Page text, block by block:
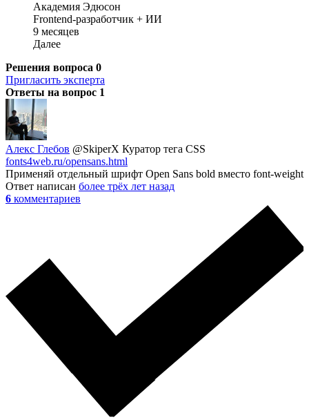
Академия Эдюсон
Frontend-разработчик + ИИ
9 месяцев
Далее
Решения вопроса 0
Пригласить эксперта
Ответы на вопрос 1
Алекс Глебов @SkiperX Куратор тега CSS
fonts4web.ru/opensans.html
Применяй отдельный шрифт Open Sans bold вместо font-weight
Ответ написан более трёх лет назад
6 комментариев